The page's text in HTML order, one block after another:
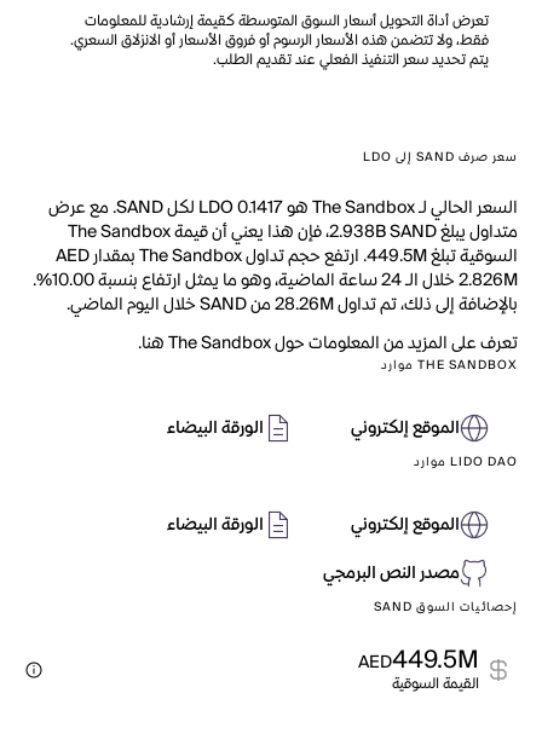
تعرض أداة التحويل أسعار السوق المتوسطة كقيمة إرشادية للمعلومات
فقط، ولا تتضمن هذه الأسعار الرسوم أو فروق الأسعار أو الانزلاق السعري.
يتم تحديد سعر التنفيذ الفعلي عند تقديم الطلب.
سعر صرف SAND إلى LDO
السعر الحالي لـ The Sandbox هو LDO 0.1417 لكل SAND. مع عرض
متداول يبلغ 2.938B SAND، فإن هذا يعني أن قيمة The Sandbox
السوقية تبلغ 449.5M. ارتفع حجم تداول The Sandbox بمقدار AED
2.826M خلال الـ 24 ساعة الماضية، وهو ما يمثل ارتفاع بنسبة 10.00%.
بالإضافة إلى ذلك، تم تداول 28.26M من SAND خلال اليوم الماضي.
تعرف على المزيد من المعلومات حول The Sandbox هنا.
THE SANDBOX موارد
الموقع إلكتروني الورقة البيضاء
LIDO DAO موارد
الموقع إلكتروني
الورقة البيضاء
مصدر النص البرمجي
إحصائيات السوق SAND
449.5M
AED
القيمة السوقية